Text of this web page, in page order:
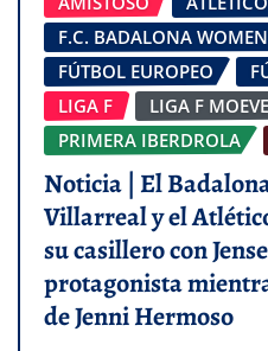
F.C. BADALONA
FÚTBOL EUROPEO
LIGA F
LIGA F MOEVE
PRIMERA IBERDROLA
Noticia | El
Villarreal y el
su casillero con
protagonista
de Jenni Hermoso